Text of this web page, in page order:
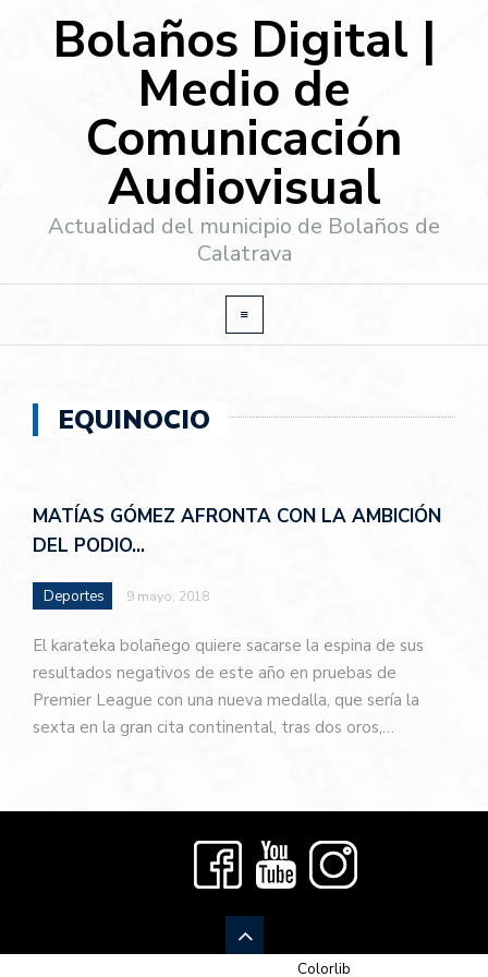
Bolaños Digital |
Medio de
Comunicación
Audiovisual
Actualidad del municipio de Bolaños de
Calatrava
EQUINOCIO
MATÍAS GÓMEZ AFRONTA CON LA AMBICIÓN
DEL PODIO…
Deportes 9 mayo, 2018
El karateka bolañego quiere sacarse la espina de sus
resultados negativos de este año en pruebas de
Premier League con una nueva medalla, que sería la
sexta en la gran cita continental, tras dos oros,…
Colorlib